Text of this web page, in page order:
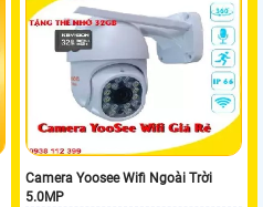
Camera Yoosee Wifi Ngoài Trời
5.0MP